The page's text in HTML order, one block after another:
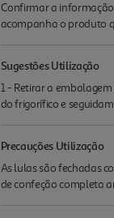
Confirmar a
acompanha o produto
Sugestões Utilização
1 - Retirar a
do frigorífico e
Precauções Utilização
As lulas são fechadas
de confeção completa